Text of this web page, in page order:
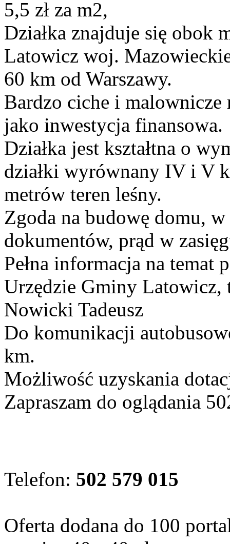
5,5 zł za m2,
Działka znajduje się obok
Latowicz woj.
60 km od Warszawy.
Bardzo ciche i
jako inwestycja finansowa.
Działka jest kształtna o
działki wyrównany IV i V
metrów teren leśny.
Zgoda na budowę domu,
dokumentów, prąd w
Pełna informacja na temat
Urzędzie Gminy Latowicz,
Nowicki Tadeusz
Do komunikacji
km.
Możliwość uzyskania
Zapraszam do oglądania
Telefon: 502 579 015
Oferta dodana do 100